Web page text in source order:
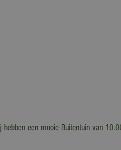
een mooie Buitentuin van